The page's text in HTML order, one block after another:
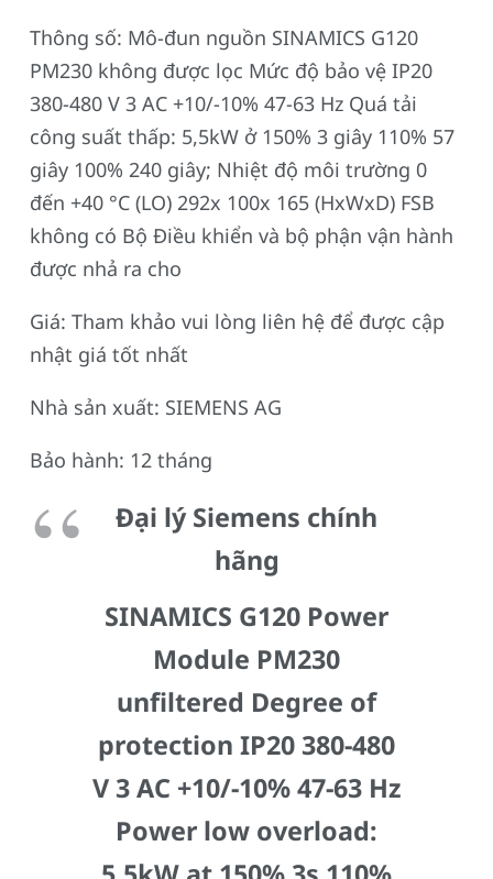
Thông số: Mô-đun nguồn SINAMICS G120
PM230 không được lọc Mức độ bảo vệ IP20
380-480 V 3 AC +10/-10% 47-63 Hz Quá tải
công suất thấp: 5,5kW ở 150% 3 giây 110% 57
giây 100% 240 giây; Nhiệt độ môi trường 0
đến +40 °C (LO) 292x 100x 165 (HxWxD) FSB
không có Bộ Điều khiển và bộ phận vận hành
được nhả ra cho
Giá: Tham khảo vui lòng liên hệ để được cập
nhật giá tốt nhất
Nhà sản xuất: SIEMENS AG
Bảo hành: 12 tháng
Đại lý Siemens chính
hãng
SINAMICS G120 Power
Module PM230
unfiltered Degree of
protection IP20 380-480
V 3 AC +10/-10% 47-63 Hz
Power low overload: